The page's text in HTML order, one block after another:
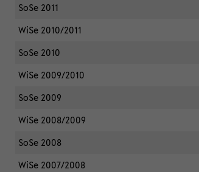
SoSe 2011
WiSe 2010/2011
SoSe 2010
WiSe 2009/2010
SoSe 2009
WiSe 2008/2009
SoSe 2008
WiSe 2007/2008